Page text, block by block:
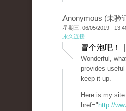
Anonymous (未验
星期三, 06/05/2019 -
永久连接
冒个泡吧！
Wonderful,
provides
keep it up.
Here is my
href=" http://